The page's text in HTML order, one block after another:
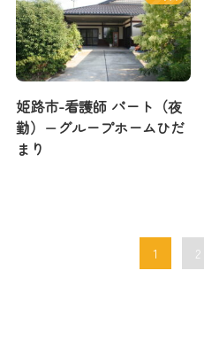
姫路市-看護師 パート（夜
勤）−グループホームひだ
まり
1 2